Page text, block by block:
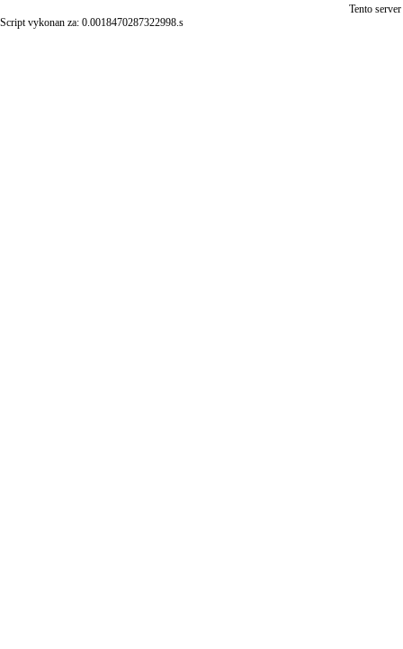
Tento
Script vykonan za: 0.0018470287322998.s